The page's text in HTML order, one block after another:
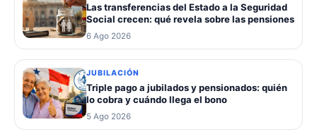
Las transferencias del Estado a la Seguridad
Social crecen: qué revela sobre las pensiones
6 Ago 2026
JUBILACIÓN
Triple pago a jubilados y pensionados: quién
lo cobra y cuándo llega el bono
5 Ago 2026